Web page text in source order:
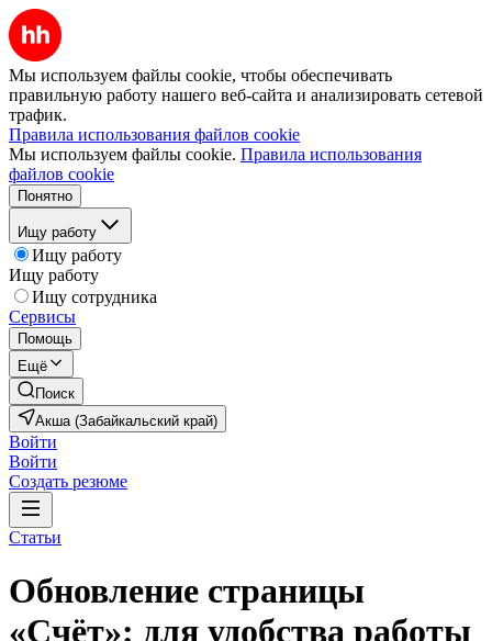
Мы используем файлы cookie, чтобы обеспечивать
правильную работу нашего веб-сайта и анализировать сетевой
трафик.
Правила использования файлов cookie
Мы используем файлы cookie. Правила использования
файлов cookie
Понятно
Ищу работу
Ищу работу
Ищу работу
Ищу сотрудника
Сервисы
Помощь
Ещё
Поиск
Акша (Забайкальский край)
Войти
Войти
Создать резюме
Статьи
Обновление страницы
«Счёт»: для удобства работы